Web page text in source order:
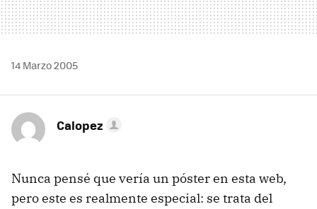
14 Marzo 2005
Calopez
Nunca pensé que vería un póster en esta web,
pero este es realmente especial: se trata del